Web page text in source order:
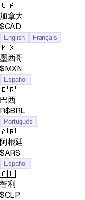
🇨🇦
加拿大
$CAD
English Français
🇲🇽
墨西哥
$MXN
Español
🇧🇷
巴西
R$BRL
Português
🇦🇷
阿根廷
$ARS
Español
🇨🇱
智利
$CLP